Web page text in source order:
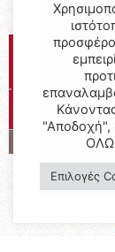
"Αποδοχή",
Επιλογές